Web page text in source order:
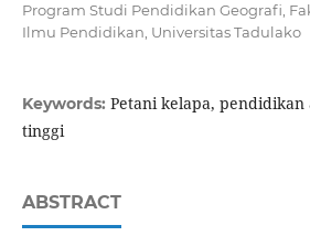
Program Studi Pendidikan Geografi,
Ilmu Pendidikan, Universitas Tadulako
Keywords: Petani kelapa,
tinggi
ABSTRACT